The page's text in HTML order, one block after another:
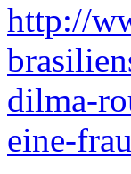
http://
dilma-
eine-